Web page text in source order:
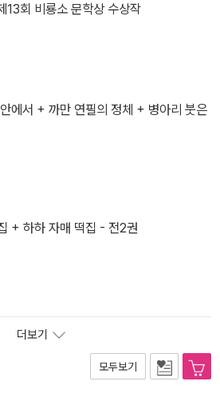
13회 비룡소 문학상 수상작
에서 + 까만 연필의 정체 + 병아리 붓은
+ 하하 자매 떡집 - 전2권
더보기
모두보기